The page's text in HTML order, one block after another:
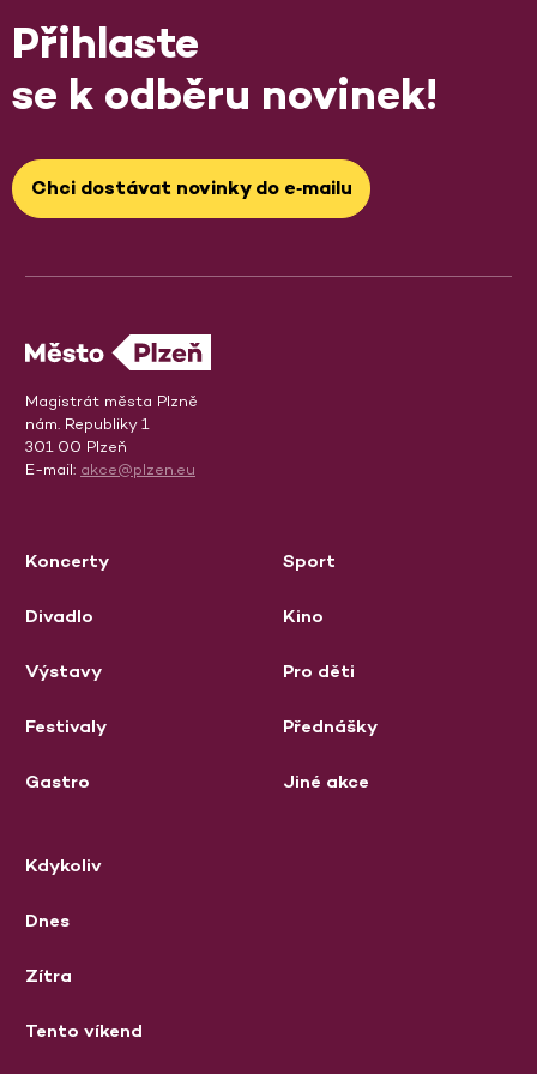
Přihlaste
se k odběru novinek!
Chci dostávat novinky do e‑mailu
Magistrát města Plzně
nám. Republiky 1
301 00 Plzeň
E-mail: akce@plzen.eu
Koncerty
Divadlo
Výstavy
Festivaly
Gastro
Sport
Kino
Pro děti
Přednášky
Jiné akce
Kdykoliv
Dnes
Zítra
Tento víkend